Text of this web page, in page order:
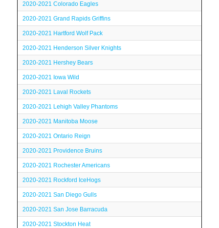
2020-2021 Colorado Eagles
2020-2021 Grand Rapids Griffins
2020-2021 Hartford Wolf Pack
2020-2021 Henderson Silver Knights
2020-2021 Hershey Bears
2020-2021 Iowa Wild
2020-2021 Laval Rockets
2020-2021 Lehigh Valley Phantoms
2020-2021 Manitoba Moose
2020-2021 Ontario Reign
2020-2021 Providence Bruins
2020-2021 Rochester Americans
2020-2021 Rockford IceHogs
2020-2021 San Diego Gulls
2020-2021 San Jose Barracuda
2020-2021 Stockton Heat